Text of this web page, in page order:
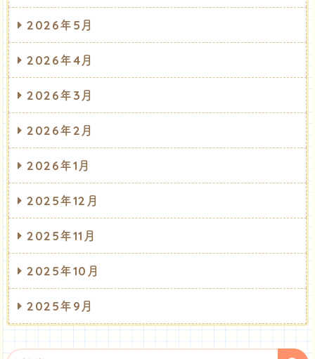
2026年5月
2026年4月
2026年3月
2026年2月
2026年1月
2025年12月
2025年11月
2025年10月
2025年9月